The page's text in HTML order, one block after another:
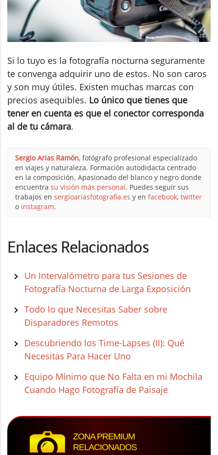
Si lo tuyo es la fotografía nocturna seguramente
te convenga adquirir uno de estos. No son caros
y son muy útiles. Existen muchas marcas con
precios asequibles. Lo único que tienes que
tener en cuenta es que el conector corresponda
al de tu cámara.
Sergio Arias Ramón, fotógrafo profesional especializado
en viajes y naturaleza. Formación autodidacta centrado
en la composición. Apasionado del blanco y negro donde
encuentra su visión más personal. Puedes seguir sus
trabajos en sergioariasfotografia.es y en facebook, twitter
o instagram.
Enlaces Relacionados
Un Intervalómetro para tus Sesiones de
Fotografía Nocturna de Larga Exposición
Todo lo que Necesitas Saber sobre
Disparadores Remotos
Descubriendo los Time-Lapses (II): Qué
Necesitas Para Hacer Uno
Equipo Mínimo que No Falta en mi Mochila
Cuando Hago Fotografía de Paisaje
ZONA PREMIUM
RELACIONADOS